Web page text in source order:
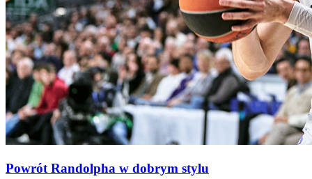
Powrót Randolpha w dobrym stylu